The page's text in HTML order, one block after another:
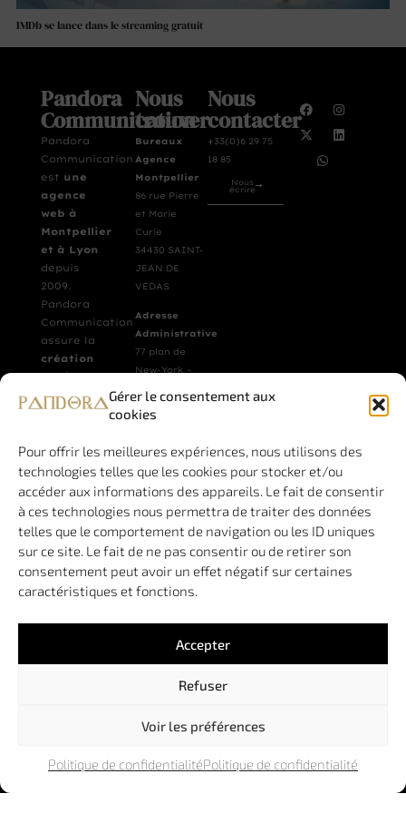
Gérer le consentement aux
cookies
Pour offrir les meilleures expériences, nous utilisons des
technologies telles que les cookies pour stocker et/ou
accéder aux informations des appareils. Le fait de consentir
à ces technologies nous permettra de traiter des données
telles que le comportement de navigation ou les ID uniques
sur ce site. Le fait de ne pas consentir ou de retirer son
consentement peut avoir un effet négatif sur certaines
caractéristiques et fonctions.
Accepter
Refuser
Voir les préférences
Politique de confidentialitéPolitique de confidentialité
IMDb se lance dans le streaming gratuit
Pandora
Communication
Pandora
Communication
est une
agence
web à
Montpellier
et à Lyon
depuis
2009.
Pandora
Communication
assure la
création
de site
vitrine et
de
en ligne
de
qualité.
Pandora
agence à
taille
humaine,
vous
travailler
Nous
trouver
Bureaux
Agence
Montpellier
86 rue Pierre
et Marie
Curie
34430 SAINT-
JEAN DE
VÉDAS
Adresse
Administrative
77 plan de
New-York –
B003
34970 LATTES
pas de public)
Nous
contacter
+33(0)6 29 75
18 85
Nous
écrire